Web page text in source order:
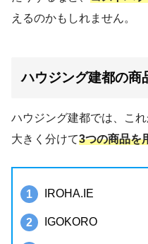
えるのかもしれません。
ハウジング建都の商
ハウジング建都では、こ
大きく分けて3つの商品を
IROHA.IE
IGOKORO